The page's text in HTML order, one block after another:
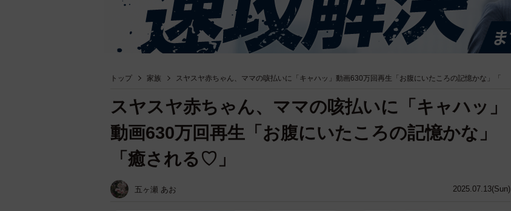
トップ 家族 スヤスヤ赤ちゃん、ママの咳払いに「キャハッ」動画630万回再生「お腹にいたころの記憶かな」「
2025.07.13(Sun)
スヤスヤ赤ちゃん、ママの咳払いに「キャハッ」
動画630万回再生「お腹にいたころの記憶かな」
「癒される♡」
五ヶ瀬 あお